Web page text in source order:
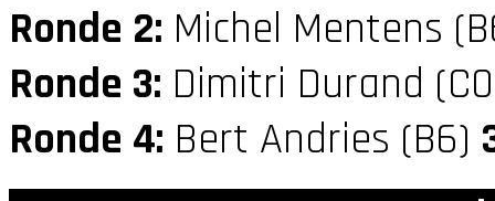
Ronde 2: Michel Mentens
Ronde 3: Dimitri Durand
Ronde 4: Bert Andries (B6)